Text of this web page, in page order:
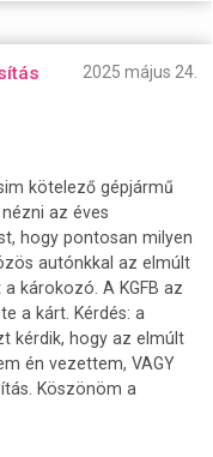
2025 május 24.
kötelező gépjármű
az éves
hogy pontosan milyen
autónkkal az elmúlt
károkozó. A KGFB az
a kárt. Kérdés: a
kérdik, hogy az elmúlt
én vezettem, VAGY
Köszönöm a